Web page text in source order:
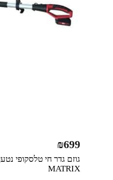
MATRIX
₪699